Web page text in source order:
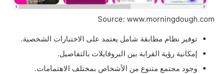
Source: www.morningdough.com
توفير نظام مطابقة شامل يعتمد على الاختبارات الشخصية.
إمكانية رؤية القرابة بين البروفايلات بالتفاصيل.
وجود مجتمع متنوع من الأشخاص بمختلف الاهتمامات.